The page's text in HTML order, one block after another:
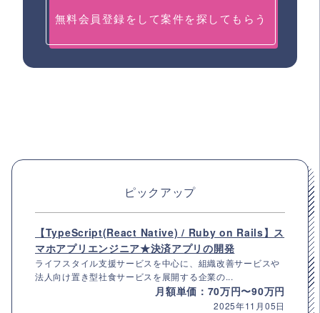
無料会員登録をして案件を探してもらう
ピックアップ
【TypeScript(React Native) / Ruby on Rails】ス
マホアプリエンジニア★決済アプリの開発
ライフスタイル支援サービスを中心に、組織改善サービスや
法人向け置き型社食サービスを展開する企業の...
月額単価：70万円〜90万円
2025年11月05日